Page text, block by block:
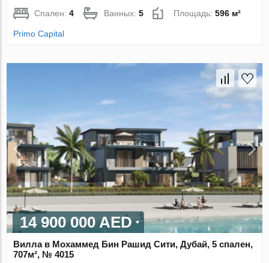
Спален:4 Ванных:5 Площадь:596 м²
Primo Capital
14 900 000 AED
Вилла в Мохаммед Бин Рашид Сити, Дубай, 5 спален,
707м², № 4015